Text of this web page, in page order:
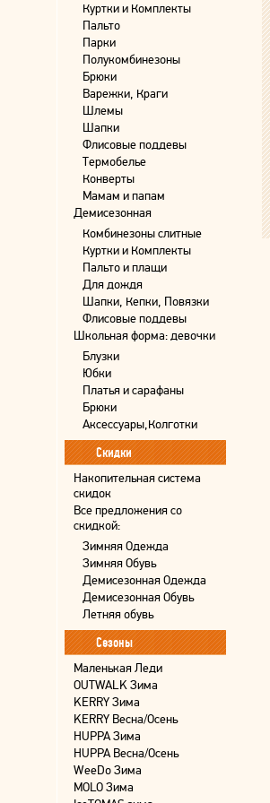
Куртки и Комплекты
Пальто
Парки
Полукомбинезоны
Брюки
Варежки, Краги
Шлемы
Шапки
Флисовые поддевы
Термобелье
Конверты
Мамам и папам
Демисезонная
Комбинезоны слитные
Куртки и Комплекты
Пальто и плащи
Для дождя
Шапки, Кепки, Повязки
Флисовые поддевы
Школьная форма: девочки
Блузки
Юбки
Платья и сарафаны
Брюки
Аксессуары,Колготки
Скидки
Накопительная система
скидок
Все предложения со
скидкой:
Зимняя Одежда
Зимняя Обувь
Демисезонная Одежда
Демисезонная Обувь
Летняя обувь
Сезоны
Маленькая Леди
OUTWALK Зима
KERRY Зима
KERRY Весна/Осень
HUPPA Зима
HUPPA Весна/Осень
WeeDo Зима
MOLO Зима